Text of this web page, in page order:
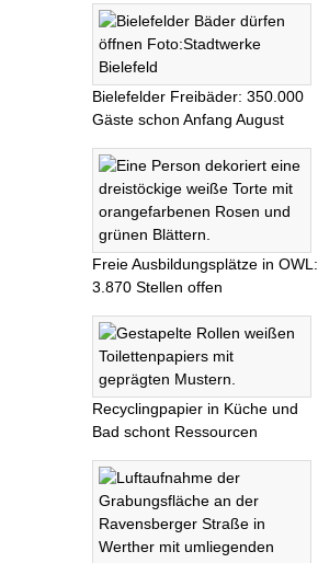
Bielefelder Freibäder: 350.000
Gäste schon Anfang August
Freie Ausbildungsplätze in OWL:
3.870 Stellen offen
Recyclingpapier in Küche und
Bad schont Ressourcen